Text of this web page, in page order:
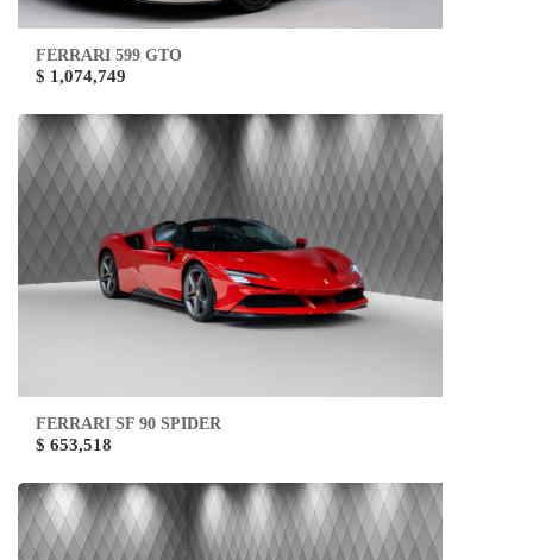
FERRARI 599 GTO
$ 1,074,749
FERRARI SF 90 SPIDER
$ 653,518